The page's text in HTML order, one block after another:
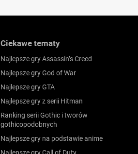
Ciekawe tematy
Najlepsze gry Assassin’s Creed
Najlepsze gry God of War
Najlepsze gry GTA
Najlepsze gry z serii Hitman
Ranking serii Gothic i tworów
gothicopodobnych
Najlepsze gry na podstawie anime